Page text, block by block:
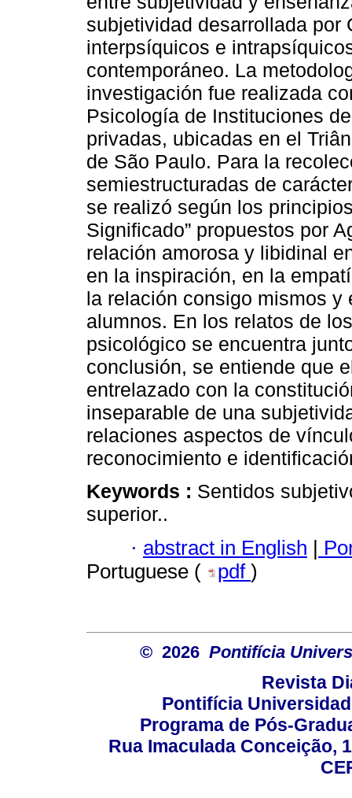
subjetividad desarrollada por
interpsíquicos e
contemporáneo. La
investigación fue realizada
Psicología de Instituciones
privadas, ubicadas en el
de São Paulo. Para la
semiestructuradas de
se realizó según los
Significado” propuestos por
relación amorosa y libidinal
en la inspiración, en la
la relación consigo mismos
alumnos. En los relatos de
psicológico se encuentra
conclusión, se entiende que
entrelazado con la
inseparable de una
relaciones aspectos de
reconocimiento e
Keywords : Sentidos
superior..
· abstract in English |
Portuguese (
pdf )
© 2026 Pontifícia
Revista
Pontifícia
Programa de Pós-
Rua Imaculada Conceição,